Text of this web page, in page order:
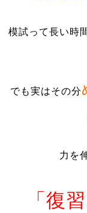
模試って長い時
でも実はその分
力を
「復習